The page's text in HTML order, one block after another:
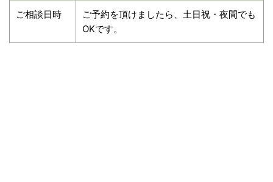
ご相談日時
ご予約を頂けましたら、土日祝・夜間でも
OKです。